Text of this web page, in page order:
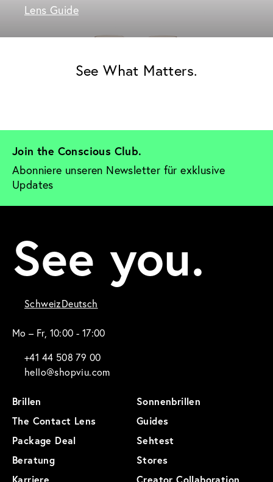
Lens Guide
See What Matters.
Join the Conscious Club.
Abonniere unseren Newsletter für exklusive
Updates
See you.
SchweizDeutsch
Mo – Fr, 10:00 - 17:00
+41 44 508 79 00
hello@shopviu.com
Brillen
Sonnenbrillen
The Contact Lens
Guides
Package Deal
Sehtest
Beratung
Stores
Karriere
Creator Collaboration